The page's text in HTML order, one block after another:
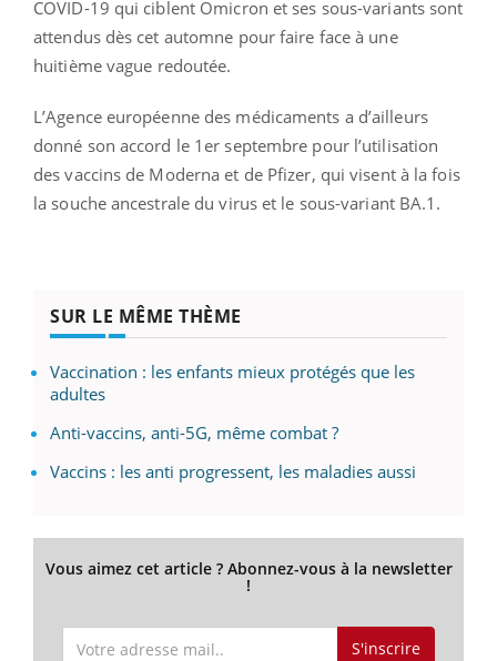
COVID-19 qui ciblent Omicron et ses sous-variants sont
attendus dès cet automne pour faire face à une
huitième vague redoutée.
L’Agence européenne des médicaments a d’ailleurs
donné son accord le 1er septembre pour l’utilisation
des vaccins de Moderna et de Pfizer, qui visent à la fois
la souche ancestrale du virus et le sous-variant BA.1.
SUR LE MÊME THÈME
Vaccination : les enfants mieux protégés que les
adultes
Anti-vaccins, anti-5G, même combat ?
Vaccins : les anti progressent, les maladies aussi
Vous aimez cet article ? Abonnez-vous à la newsletter
!
S'inscrire